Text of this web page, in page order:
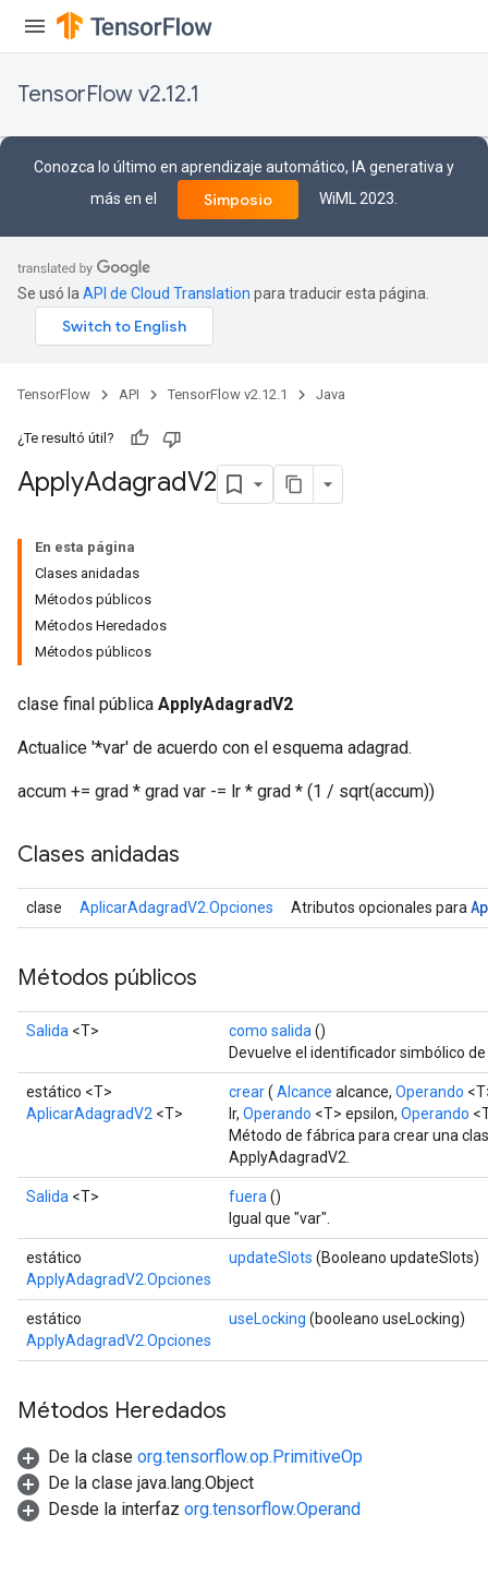
TensorFlow v2.12.1
Conozca lo último en aprendizaje automático, IA generativa y
más en el
Simposio WiML 2023.
Se usó la API de Cloud Translation para traducir esta página.
TensorFlow API TensorFlow v2.12.1 Java
¿Te resultó útil?
ApplyAdagradV2
En esta página
Clases anidadas
Métodos públicos
Métodos Heredados
Métodos públicos
clase final pública ApplyAdagradV2
Actualice '*var' de acuerdo con el esquema adagrad.
accum += grad * grad var -= lr * grad * (1 / sqrt(accum))
Clases anidadas
clase AplicarAdagradV2.Opciones Atributos opcionales para
Métodos públicos
Salida <T> como salida ()
Devuelve el identificador simbólico
estático <T>
AplicarAdagradV2 <T>
crear( Alcance alcance, Operando
lr, Operando <T> epsilon, Operando
Método de fábrica para crear una
ApplyAdagradV2.
Salida <T> fuera ()
Igual que "var".
estático
ApplyAdagradV2.Opciones
updateSlots (Booleano updateSlots)
estático
ApplyAdagradV2.Opciones
useLocking (booleano useLocking)
Métodos Heredados
De la clase org.tensorflow.op.PrimitiveOp
De la clase java.lang.Object
Desde la interfaz org.tensorflow.Operand